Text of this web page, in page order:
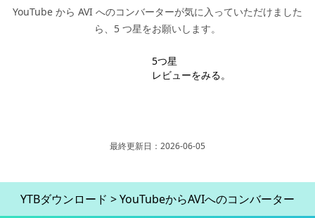
YouTube から AVI へのコンバーターが気に入っていただけました
ら、5 つ星をお願いします。
5つ星
レビューをみる。
最終更新日：2026-06-05
YTBダウンロード >YouTubeからAVIへのコンバーター